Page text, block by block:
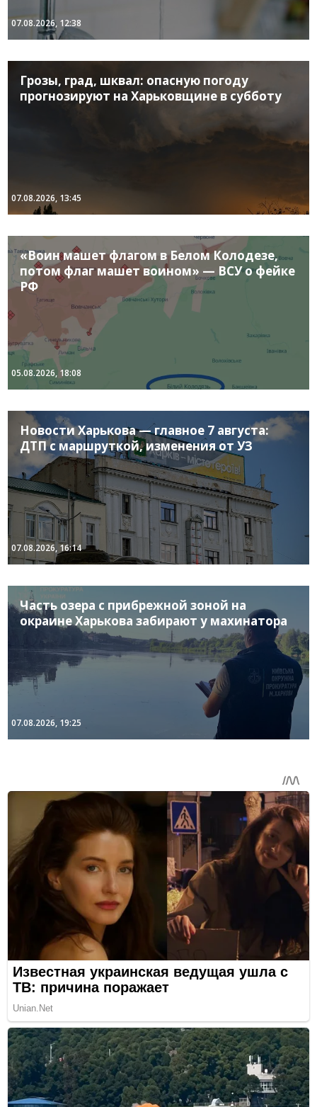
07.08.2026, 12:38
Грозы, град, шквал: опасную погоду
прогнозируют на Харьковщине в субботу
07.08.2026, 13:45
«Воин машет флагом в Белом Колодезе,
потом флаг машет воином» — ВСУ о фейке
РФ
05.08.2026, 18:08
Новости Харькова — главное 7 августа:
ДТП с маршруткой, изменения от УЗ
07.08.2026, 16:14
Часть озера с прибрежной зоной на
окраине Харькова забирают у махинатора
07.08.2026, 19:25